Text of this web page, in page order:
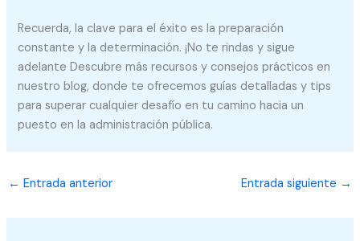
Recuerda, la clave para el éxito es la preparación
constante y la determinación. ¡No te rindas y sigue
adelante Descubre más recursos y consejos prácticos en
nuestro blog, donde te ofrecemos guías detalladas y tips
para superar cualquier desafío en tu camino hacia un
puesto en la administración pública.
← Entrada anterior Entrada siguiente →